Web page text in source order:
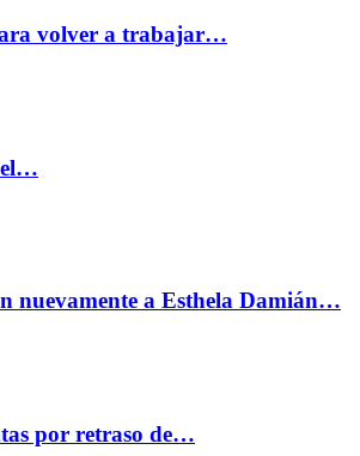
volver a trabajar…
el…
nuevamente a Esthela Damián…
por retraso de…